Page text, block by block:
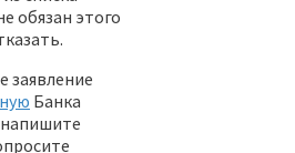
обязан этого
заявление
Банка